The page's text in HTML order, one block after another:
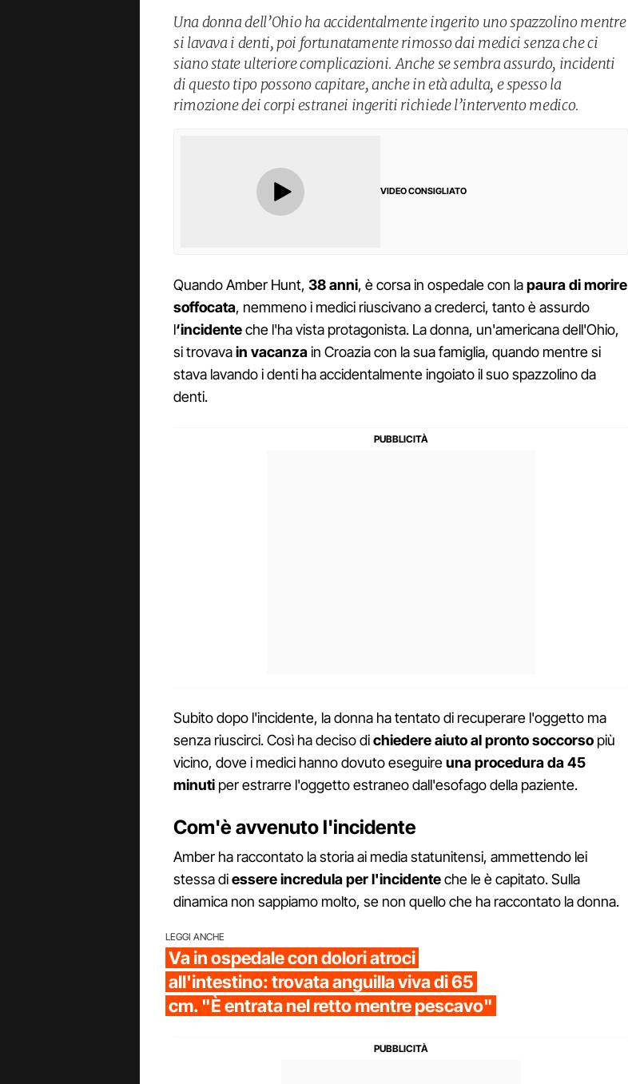
Una donna dell’Ohio ha accidentalmente ingerito uno spazzolino mentre
si lavava i denti, poi fortunatamente rimosso dai medici senza che ci
siano state ulteriore complicazioni. Anche se sembra assurdo, incidenti
di questo tipo possono capitare, anche in età adulta, e spesso la
rimozione dei corpi estranei ingeriti richiede l’intervento medico.
VIDEO CONSIGLIATO
Quando Amber Hunt, 38 anni, è corsa in ospedale con lapaura di morire
soffocata, nemmeno i medici riuscivano a crederci, tanto è assurdo
l‘incidenteche l'ha vista protagonista. La donna, un'americana dell'Ohio,
si trovavain vacanzain Croazia con la sua famiglia, quando mentre si
stava lavando i denti ha accidentalmente ingoiato il suo spazzolino da
denti.
Subito dopo l'incidente, la donna ha tentato di recuperare l'oggetto ma
senza riuscirci. Così ha deciso dichiedere aiuto al pronto soccorso più
vicino, dove i medici hanno dovuto eseguireuna procedura da 45
minuti per estrarre l'oggetto estraneo dall'esofago della paziente.
Com'è avvenuto l'incidente
Amber ha raccontato la storia ai media statunitensi, ammettendo lei
stessa diessere incredula per l'incidenteche le è capitato. Sulla
dinamica non sappiamo molto, se non quello che ha raccontato la donna.
LEGGI ANCHE
Va in ospedale con dolori atroci
all'intestino: trovata anguilla viva di 65
cm. "È entrata nel retto mentre pescavo"